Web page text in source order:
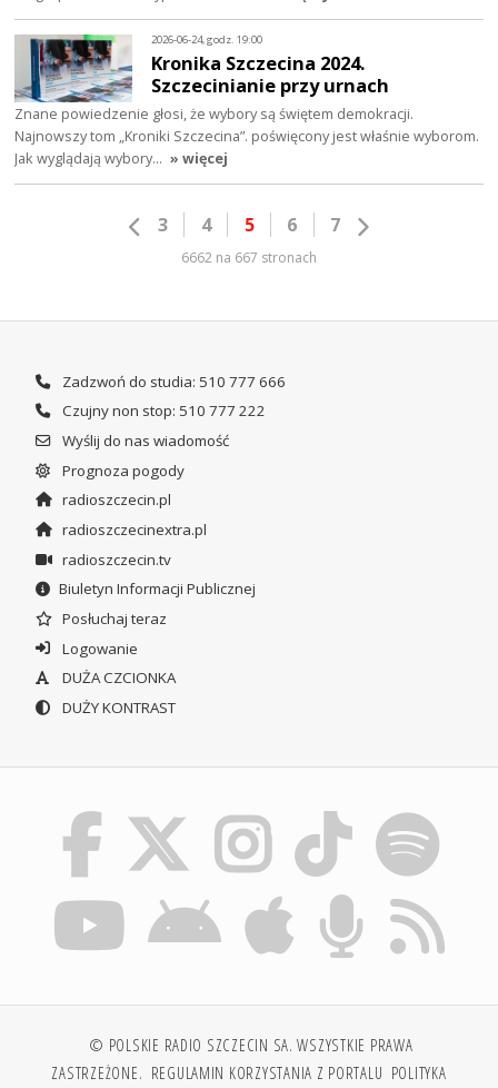
2026-06-24, godz. 19:00
Kronika Szczecina 2024.
Szczecinianie przy urnach
Znane powiedzenie głosi, że wybory są świętem demokracji.
Najnowszy tom „Kroniki Szczecina”. poświęcony jest właśnie wyborom.
Jak wyglądają wybory… » więcej
3 4 5 6 7
6662 na 667 stronach
Zadzwoń do studia: 510 777 666
Czujny non stop: 510 777 222
Wyślij do nas wiadomość
Prognoza pogody
radioszczecin.pl
radioszczecinextra.pl
radioszczecin.tv
Biuletyn Informacji Publicznej
Posłuchaj teraz
Logowanie
DUŻA CZCIONKA
DUŻY KONTRAST
© POLSKIE RADIO SZCZECIN SA. WSZYSTKIE PRAWA
ZASTRZEŻONE. REGULAMIN KORZYSTANIA Z PORTALU POLITYKA